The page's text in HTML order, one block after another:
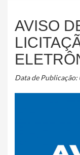
AVISO
Data de